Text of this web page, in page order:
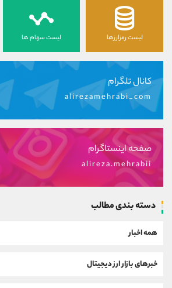
لیست رمزارزها لیست سهام ها
کانال تلگرام
alirezamehrabi_com
صفحه اینستاگرام
alireza.mehrabii
دسته بندی مطالب
همه اخبار
خبرهای بازار ارز دیجیتال